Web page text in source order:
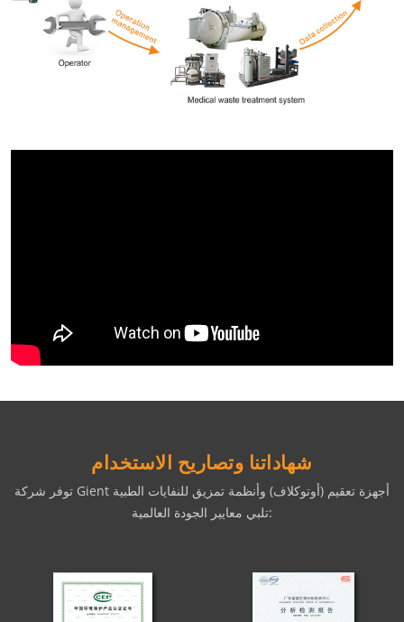
شهاداتنا وتصاريح الاستخدام
توفر شركة Gient أجهزة تعقيم (أوتوكلاف) وأنظمة تمزيق للنفايات الطبية
تلبي معايير الجودة العالمية: